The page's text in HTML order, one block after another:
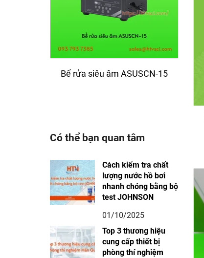
Bể rửa siêu âm ASUSCN-15
Có thể bạn quan tâm
Cách kiểm tra chất
lượng nước hồ bơi
nhanh chóng bằng bộ
test JOHNSON
01/10/2025
Top 3 thương hiệu
cung cấp thiết bị
phòng thí nghiệm